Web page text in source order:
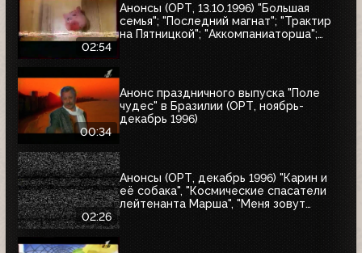
02:54
Анонсы (ОРТ, 13.10.1996) "Большая
семья"; "Последний магнат"; "Трактир
на Пятницкой"; "Аккомпаниаторша";
00:34
Анонс праздничного выпуска "Поле
чудес" в Бразилии (ОРТ, ноябрь-
декабрь 1996)
02:26
Анонсы (ОРТ, декабрь 1996) "Карин и
её собака", "Космические спасатели
лейтенанта Марша", "Меня зовут